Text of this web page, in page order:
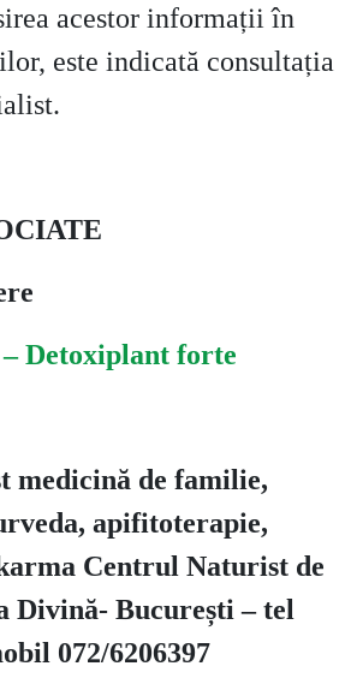
acestor informații în
este indicată consultația
Detoxiplant forte
medicină de familie,
apifitoterapie,
Centrul Naturist de
Divină- București – tel
072/6206397